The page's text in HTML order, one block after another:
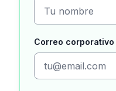
Correo corporativo